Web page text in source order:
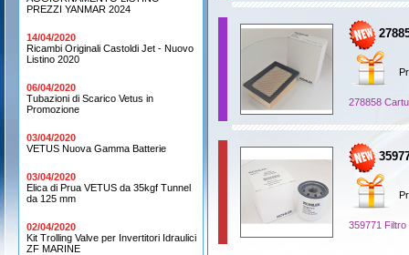
PREZZI YANMAR 2024
14/04/2020
Ricambi Originali Castoldi Jet - Nuovo
Listino 2020
06/04/2020
Tubazioni di Scarico Vetus in
Promozione
03/04/2020
VETUS Nuova Gamma Batterie
03/04/2020
Elica di Prua VETUS da 35kgf Tunnel
da 125 mm
02/04/2020
Kit Trolling Valve per Invertitori Idraulici
ZF MARINE
278858
359771